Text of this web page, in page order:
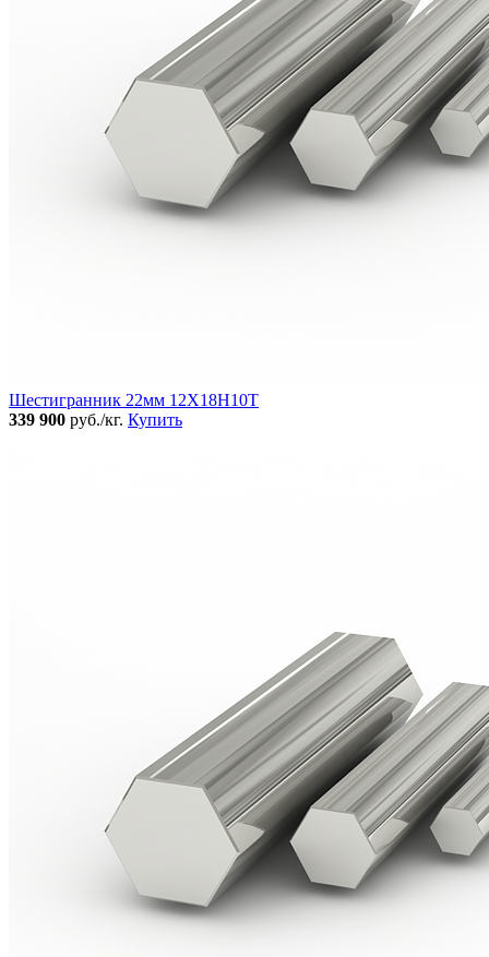
Шестигранник 22мм 12Х18Н10Т
339 900 руб./кг. Купить